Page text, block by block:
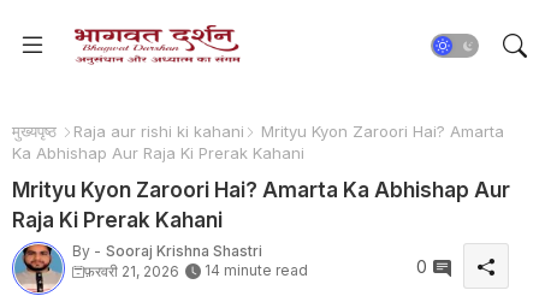
मुख्यपृष्ठ Raja aur rishi ki kahani
Mrityu Kyon Zaroori Hai? Amarta
Ka Abhishap Aur Raja Ki Prerak Kahani
Mrityu Kyon Zaroori Hai? Amarta Ka Abhishap Aur
Raja Ki Prerak Kahani
By - Sooraj Krishna Shastri
फ़रवरी 21, 2026
14 minute read 0